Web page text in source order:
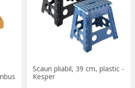
Scaun pliabil, 39 cm, plastic -
Kesper